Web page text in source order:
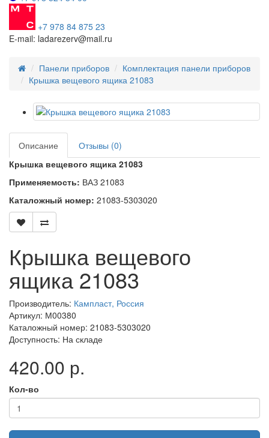
+7 978 84 875 23
E-mail: ladarezerv@mail.ru
Панели приборов
Комплектация панели приборов
Крышка вещевого ящика 21083
Описание
Отзывы (0)
Крышка вещевого ящика 21083
Применяемость: ВАЗ 21083
Каталожный номер: 21083-5303020
Крышка вещевого
ящика 21083
Производитель: Кампласт, Россия
Артикул: М00380
Каталожный номер: 21083-5303020
Доступность: На складе
420.00 р.
Кол-во